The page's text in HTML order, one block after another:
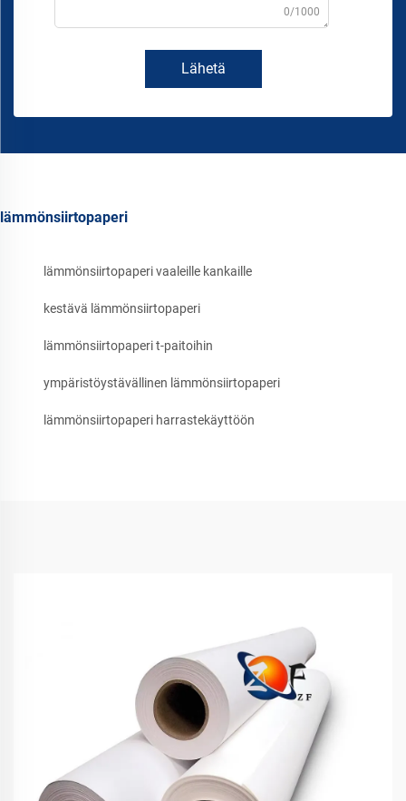
0/1000
Lähetä
lämmönsiirtopaperi
lämmönsiirtopaperi vaaleille kankaille
kestävä lämmönsiirtopaperi
lämmönsiirtopaperi t-paitoihin
ympäristöystävällinen lämmönsiirtopaperi
lämmönsiirtopaperi harrastekäyttöön